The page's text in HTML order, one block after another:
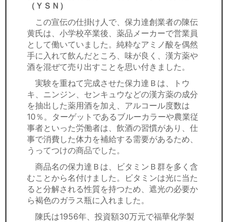
（ＹＳＮ）
この宣伝の仕掛け人で、保力達創業者の陳伝
黄氏は、小学校卒業後、薬品メーカーで営業員
として働いていました。純粋なアミノ酸を偶然
手に入れて飲んだところ、味が良く、漢方薬や
酒を混ぜて売り出すことを思い付きました。
実験を重ねて完成させた保力達Ｂは、トウ
キ、ニンジン、センキュウなどの漢方薬の成分
を抽出した薬用酒を加え、アルコール度数は
10％。ターゲットであるブルーカラーや農業従
事者といった労働者は、飲酒の習慣があり、仕
事で消費した体力を補給する需要があるため、
うってつけの商品でした。
商品名の保力達Ｂは、ビタミンＢ群を多く含
むことから名付けました。ビタミンは光に当た
ると分解される性質を持つため、遮光の必要か
ら褐色のガラス瓶に入れました。
陳氏は1956年、投資額30万元で福華化学製